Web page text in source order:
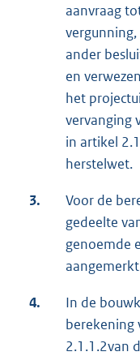
aanvraag
ander
en
het
vervanging
in artikel
herstelwet.
3.
Voor de
gedeelte
genoemde
4.
In de
berekening
2.1.1.2van